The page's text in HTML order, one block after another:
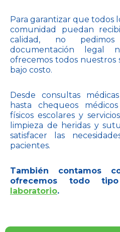
Para garantizar que todos
comunidad puedan
calidad, no
documentación legal
ofrecemos todos nuestros
bajo costo.
Desde consultas
hasta chequeos
físicos escolares y
limpieza de heridas y
satisfacer las
pacientes.
También contamos
ofrecemos todo
laboratorio.